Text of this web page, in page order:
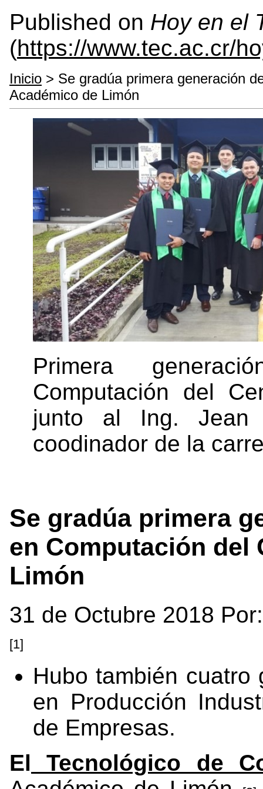
Published on Hoy en el
(https://www.tec.ac.cr/
Inicio > Se gradúa primera generación
Académico de Limón
Primera
Computación del
junto al Ing. Jean
coodinador de la
Se gradúa primera
en Computación del
Limón
31 de Octubre 2018
[1]
Hubo también
en Producción
de Empresas.
El Tecnológico de